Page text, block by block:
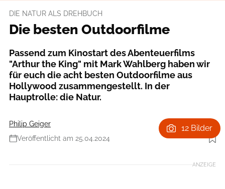
DIE NATUR ALS DREHBUCH
Die besten Outdoorfilme
Passend zum Kinostart des Abenteuerfilms
"Arthur the King" mit Mark Wahlberg haben wir
für euch die acht besten Outdoorfilme aus
Hollywood zusammengestellt. In der
Hauptrolle: die Natur.
Philip Geiger
Veröffentlicht am 25.04.2024
Foto: Leonine Studios
12 Bilder
ANZEIGE